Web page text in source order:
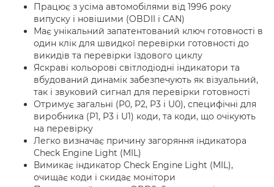
Працює з усіма автомобілями від 1996 року
випуску і новішими (OBDII і CAN)
Має унікальний запатентований ключ готовності в
один клік для швидкої перевірки готовності до
викидів та перевірки їздового циклу
Яскраві кольорові світлодіодні індикатори та
вбудований динамік забезпечують як візуальний,
так і звуковий сигнал для перевірки готовності
Отримує загальні (P0, P2, P3 і U0), специфічні для
виробника (P1, P3 і U1) коди, та коди, що очікують
на перевірку
Легко визначає причину загоряння індикатора
Check Engine Light (MIL)
Вимикає індикатор Check Engine Light (MIL),
очищає коди і скидає монітори